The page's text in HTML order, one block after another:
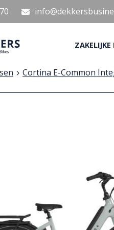
Cortina E-Common